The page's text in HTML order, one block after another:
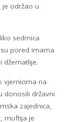
je održao u
sedmica
pored imama
džematlije.
vjernicima na
donosili državni
zajednica,
muftija je